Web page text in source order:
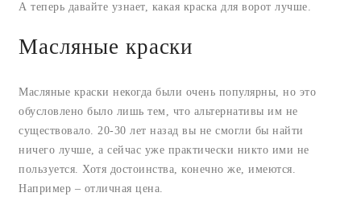
А теперь давайте узнает, какая краска для ворот лучше.
Масляные краски
Масляные краски некогда были очень популярны, но это
обусловлено было лишь тем, что альтернативы им не
существовало. 20-30 лет назад вы не смогли бы найти
ничего лучше, а сейчас уже практически никто ими не
пользуется. Хотя достоинства, конечно же, имеются.
Например – отличная цена.